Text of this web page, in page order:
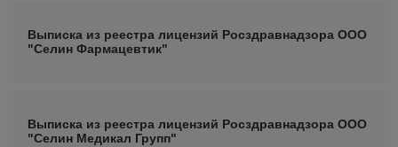
Выписка из реестра лицензий Росздравнадзора ООО
"Селин Фармацевтик"
Выписка из реестра лицензий Росздравнадзора ООО
"Селин Медикал Групп"